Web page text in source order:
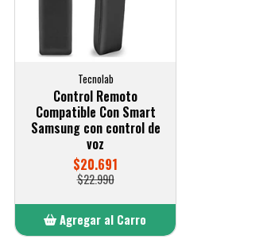
Tecnolab
Control Remoto
Compatible Con Smart
Samsung con control de
voz
$20.691
$22.990
Agregar al Carro